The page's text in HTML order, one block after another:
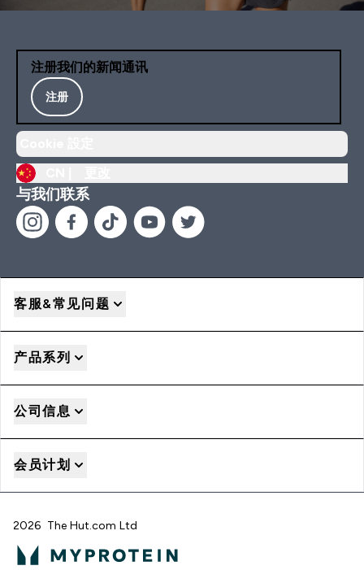
注册我们的新闻通讯
注册
与我们联系
客服&常见问题
产品系列
公司信息
会员计划
2026 The Hut.com Ltd